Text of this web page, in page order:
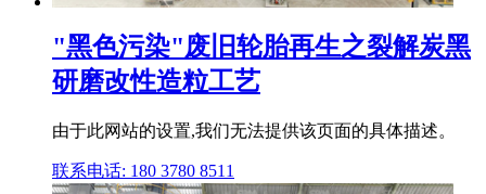
"黑色污染"废旧轮胎再生之裂解炭黑
研磨改性造粒工艺
由于此网站的设置,我们无法提供该页面的具体描述。
联系电话: 180 3780 8511